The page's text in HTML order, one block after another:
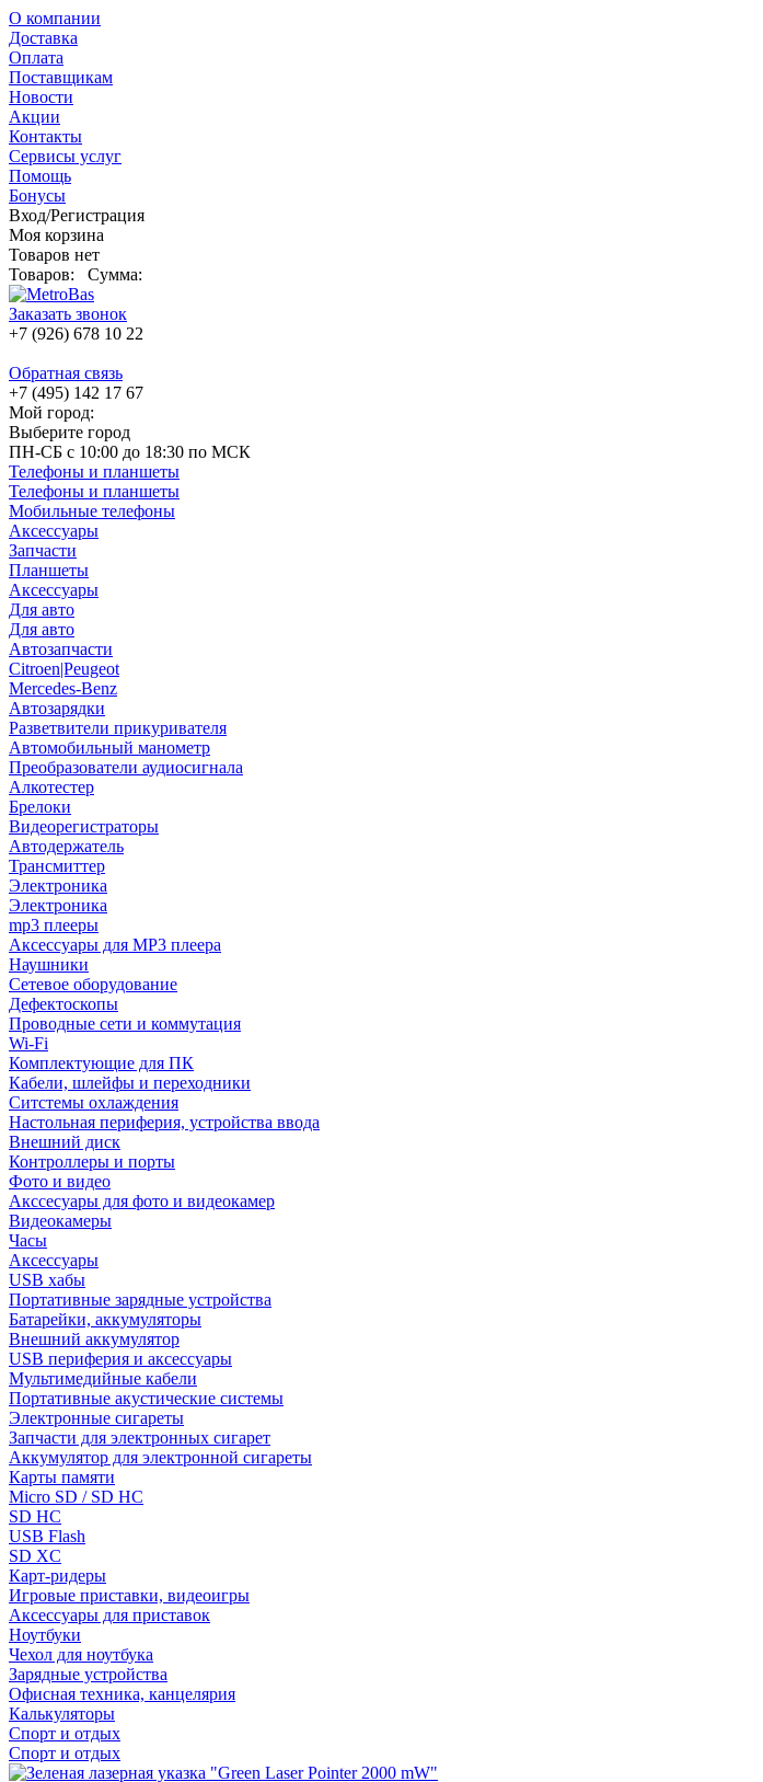
О компании
Доставка
Оплата
Поставщикам
Новости
Акции
Контакты
Сервисы услуг
Помощь
Бонусы
Вход/Регистрация
Моя корзина
Товаров нет
Товаров:
Сумма:
Заказать звонок
+7 (926) 678 10 22
Обратная связь
+7 (495) 142 17 67
Мой город:
Выберите город
ПН-СБ с 10:00 до 18:30 по МСК
Телефоны и планшеты
Телефоны и планшеты
Мобильные телефоны
Аксессуары
Запчасти
Планшеты
Аксессуары
Для авто
Для авто
Автозапчасти
Citroen|Peugeot
Mercedes-Benz
Автозарядки
Разветвители прикуривателя
Автомобильный манометр
Преобразователи аудиосигнала
Алкотестер
Брелоки
Видеорегистраторы
Автодержатель
Трансмиттер
Электроника
Электроника
mp3 плееры
Аксессуары для MP3 плеера
Наушники
Сетевое оборудование
Дефектоскопы
Проводные сети и коммутация
Wi-Fi
Комплектующие для ПК
Кабели, шлейфы и переходники
Ситстемы охлаждения
Настольная периферия, устройства ввода
Внешний диск
Контроллеры и порты
Фото и видео
Акссесуары для фото и видеокамер
Видеокамеры
Часы
Аксессуары
USB хабы
Портативные зарядные устройства
Батарейки, аккумуляторы
Внешний аккумулятор
USB периферия и аксессуары
Мультимедийные кабели
Портативные акустические системы
Электронные сигареты
Запчасти для электронных сигарет
Аккумулятор для электронной сигареты
Карты памяти
Micro SD / SD HC
SD HC
USB Flash
SD XC
Карт-ридеры
Игровые приставки, видеоигры
Аксессуары для приставок
Ноутбуки
Чехол для ноутбука
Зарядные устройства
Офисная техника, канцелярия
Калькуляторы
Спорт и отдых
Спорт и отдых